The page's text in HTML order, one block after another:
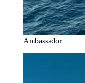
Ambassador